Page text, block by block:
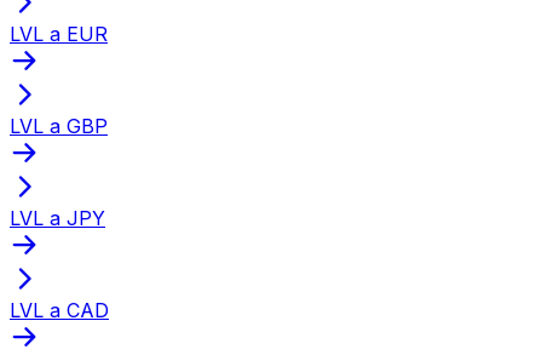
LVL a EUR
LVL a GBP
LVL a JPY
LVL a CAD